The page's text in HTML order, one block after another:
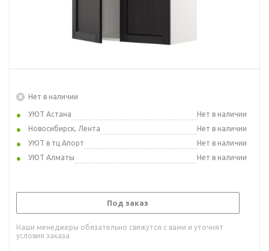
Нет в наличии
УЮТ Астана
Нет в наличии
Новосибирск, Лента
Нет в наличии
УЮТ в тц Апорт
Нет в наличии
УЮТ Алматы
Нет в наличии
Под заказ
Наши менеджеры обязательно свяжутся с вами и уточнят
условия заказа